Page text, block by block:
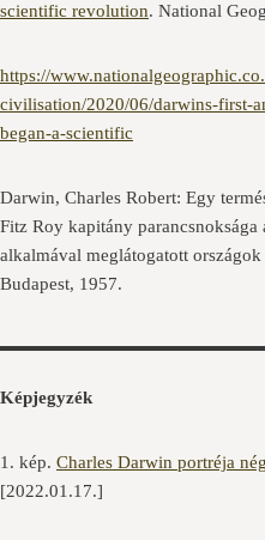
scientific revolution. National
https://
civilisation/2020/06/darwins-first-
began-a-scientific
Darwin, Charles Robert: Egy
Fitz Roy kapitány
alkalmával meglátogatott
Budapest, 1957.
Képjegyzék
1. kép. Charles Darwin portréja
[2022.01.17.]